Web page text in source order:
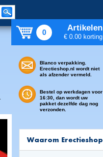
0 Artikelen
€ 0.00 korting
Blanco verpakking.
Erectieshop.nl wordt niet
als afzender vermeld.
Bestel op werkdagen voor
16:30, dan wordt uw
pakket dezelfde dag nog
verzonden.
Waarom Erectieshop